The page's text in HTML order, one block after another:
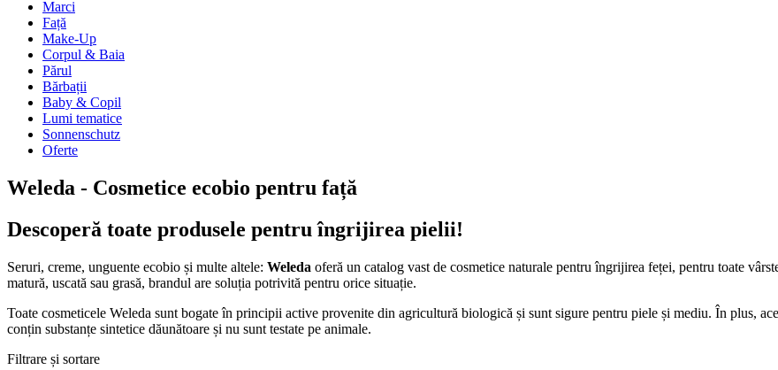
Marci
Față
Make-Up
Corpul & Baia
Părul
Bărbații
Baby & Copil
Lumi tematice
Sonnenschutz
Oferte
Weleda - Cosmetice ecobio pentru față
Descoperă toate produsele pentru îngrijirea pielii!
Seruri, creme, unguente ecobio și multe altele: Weleda oferă un catalog vast de cosmetice naturale pentru îngrijirea feței, pentru toate
matură, uscată sau grasă, brandul are soluția potrivită pentru orice situație.
Toate cosmeticele Weleda sunt bogate în principii active provenite din agricultură biologică și sunt sigure pentru piele și mediu. În plus,
conțin substanțe sintetice dăunătoare și nu sunt testate pe animale.
Filtrare și sortare